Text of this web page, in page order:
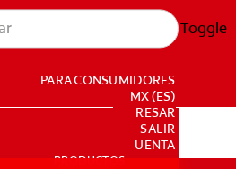
Toggle
PRODUCTOS
PARA CONSUMIDORES
MX (ES)
INGRESAR
SALIR
DE LA CUENTA
PRODUCTOS